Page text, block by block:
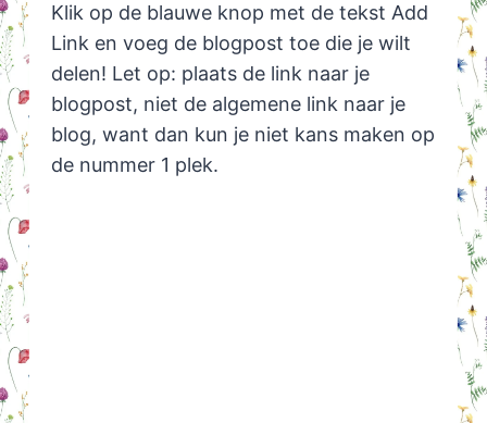
Klik op de blauwe knop met de tekst Add
Link en voeg de blogpost toe die je wilt
delen! Let op: plaats de link naar je
blogpost, niet de algemene link naar je
blog, want dan kun je niet kans maken op
de nummer 1 plek.